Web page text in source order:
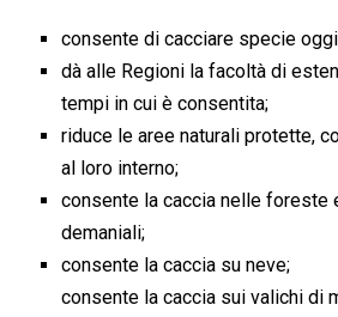
consente di cacciare specie
dà alle Regioni la facoltà di
tempi in cui è consentita;
riduce le aree naturali protette,
al loro interno;
consente la caccia nelle foreste
demaniali;
consente la caccia su neve;
consente la caccia sui valichi di